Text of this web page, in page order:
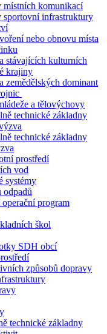
místních komunikací
sportovní infrastruktury
nebo obnovu místa
stávajících kulturních
krajiny
zemědělských dominant
a tělovýchovy
technické základny
technické základny
prostředí
vod
systémy
odpadů
program
škol
SDH obcí
způsobů dopravy
technické základny